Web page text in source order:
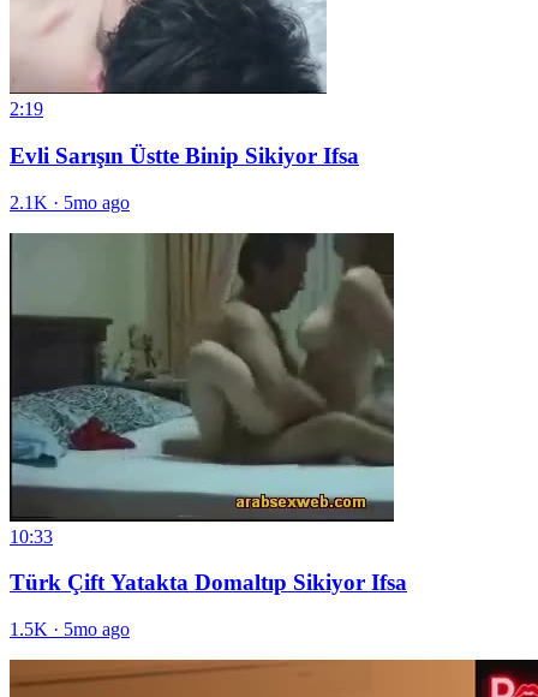
2:19
Evli Sarışın Üstte Binip Sikiyor Ifsa
2.1K · 5mo ago
10:33
Türk Çift Yatakta Domaltıp Sikiyor Ifsa
1.5K · 5mo ago